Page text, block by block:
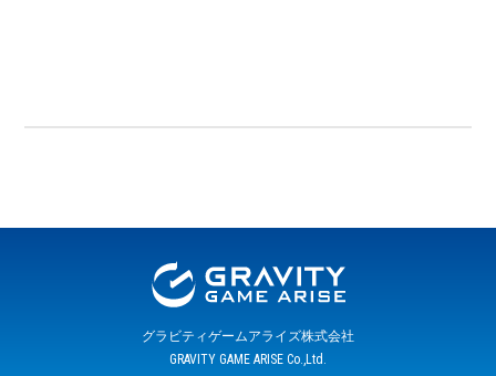
グラビティゲームアライズ株式会社
GRAVITY GAME ARISE Co.,Ltd.